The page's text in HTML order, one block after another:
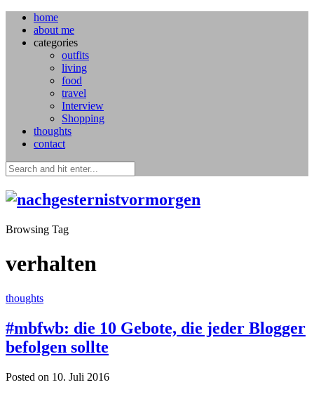
home
about me
categories
outfits
living
food
travel
Interview
Shopping
thoughts
contact
Browsing Tag
verhalten
thoughts
#mbfwb: die 10 Gebote, die jeder Blogger
befolgen sollte
Posted on 10. Juli 2016